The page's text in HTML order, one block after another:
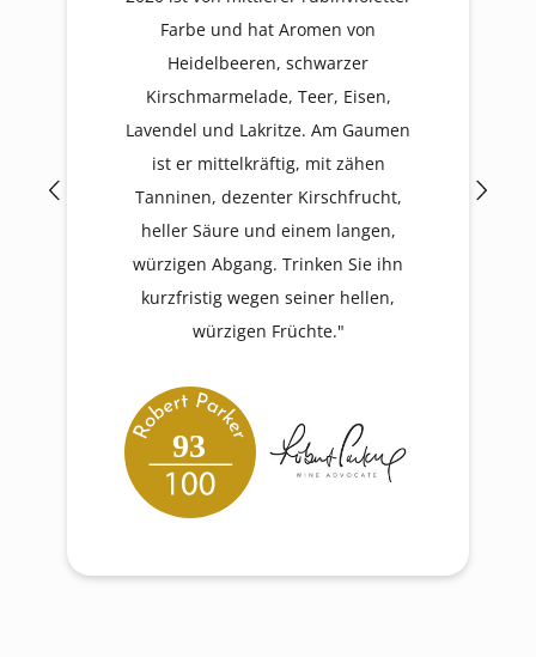
Farbe und hat Aromen von
Heidelbeeren, schwarzer
Kirschmarmelade, Teer, Eisen,
Lavendel und Lakritze. Am Gaumen
ist er mittelkräftig, mit zähen
Tanninen, dezenter Kirschfrucht,
heller Säure und einem langen,
würzigen Abgang. Trinken Sie ihn
kurzfristig wegen seiner hellen,
würzigen Früchte."
93